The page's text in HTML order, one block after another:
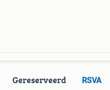
Gereserveerd RSVA